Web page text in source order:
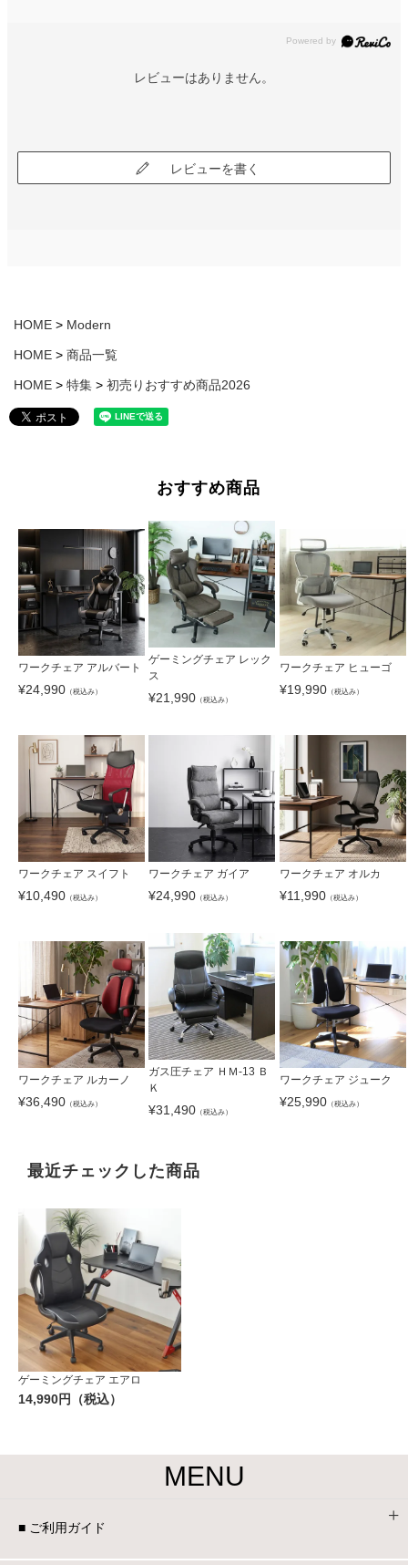
レビューはありません。
レビューを書く
HOME Modern
HOME 商品一覧
HOME 特集 初売りおすすめ商品2026
おすすめ商品
ワークチェア アルバート
¥24,990 （税込み）
ゲーミングチェア レック
ス
¥21,990 （税込み）
ワークチェア ヒューゴ
¥19,990（税込み）
ワークチェア スイフト
¥10,490 （税込み）
ワークチェア ガイア
¥24,990 （税込み）
ワークチェア オルカ
¥11,990（税込み）
ワークチェア ルカーノ
¥36,490 （税込み）
ガス圧チェア ＨＭ-13 Ｂ
Ｋ
¥31,490 （税込み）
ワークチェア ジューク
¥25,990（税込み）
最近チェックした商品
ゲーミングチェア エアロ
14,990円（税込）
MENU
■ ご利用ガイド